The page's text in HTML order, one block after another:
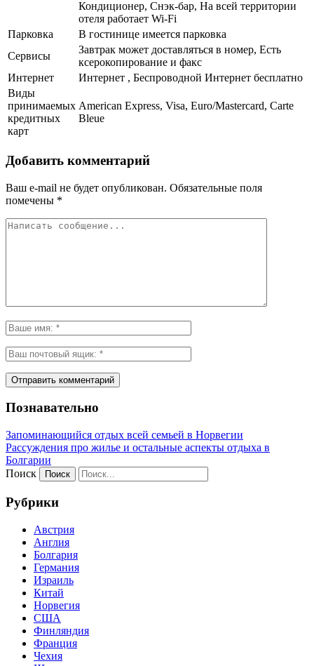
Кондиционер, Снэк-бар, На всей территории
отеля работает Wi-Fi
Парковка
В гостинице имеется парковка
Сервисы
Завтрак может доставляться в номер, Есть
ксерокопирование и факс
Интернет
Интернет , Беспроводной Интернет бесплатно
Виды
принимаемых
кредитных
карт
American Express, Visa, Euro/Mastercard, Carte
Bleue
Добавить комментарий
Ваш e-mail не будет опубликован. Обязательные поля
помечены *
Познавательно
Запоминающийся отдых всей семьей в Норвегии
Рассуждения про жилье и остальные аспекты отдыха в
Болгарии
Поиск
Рубрики
Австрия
Англия
Болгария
Германия
Израиль
Китай
Норвегия
США
Финляндия
Франция
Чехия